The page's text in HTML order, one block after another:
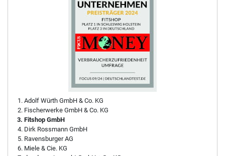
Adolf Würth GmbH & Co. KG
Fischerwerke GmbH & Co. KG
Fitshop GmbH
Dirk Rossmann GmbH
Ravensburger AG
Miele & Cie. KG